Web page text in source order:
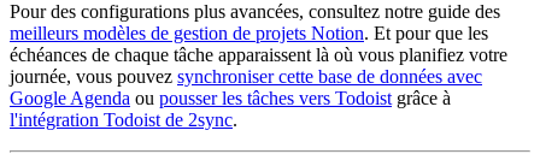
Pour des configurations plus avancées, consultez notre guide des
meilleurs modèles de gestion de projets Notion. Et pour que les
échéances de chaque tâche apparaissent là où vous planifiez votre
journée, vous pouvez synchroniser cette base de données avec
Google Agenda ou pousser les tâches vers Todoist grâce à
l'intégration Todoist de 2sync.